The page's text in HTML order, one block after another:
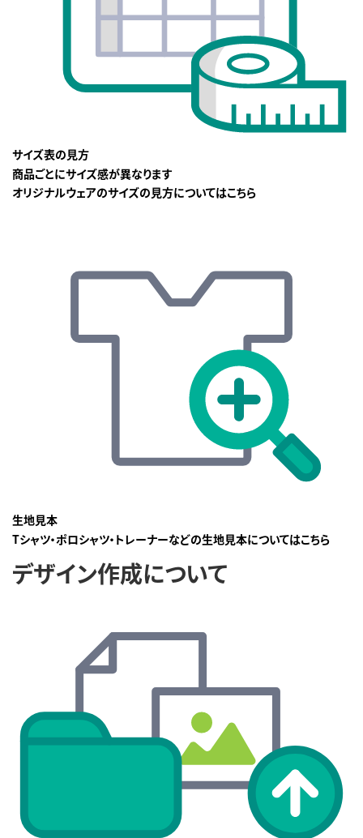
サイズ表の見方
商品ごとにサイズ感が異なります
オリジナルウェアのサイズの見方についてはこちら
生地見本
Tシャツ・ポロシャツ・トレーナーなどの生地見本についてはこちら
デザイン作成について